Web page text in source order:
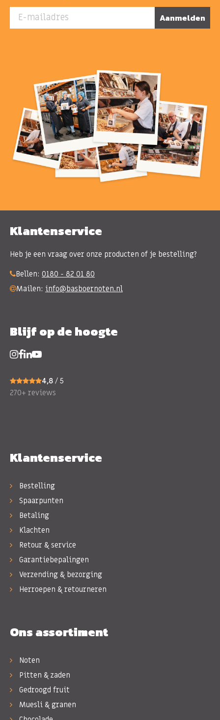
E-mailadres Aanmelden
Klantenservice
Heb je een vraag over onze producten of je bestelling?
Bellen: 0180 - 82 01 80
Mailen: info@basboernoten.nl
Blijf op de hoogte
4,8 / 5
270+ reviews
Klantenservice
Bestelling
Spaarpunten
Betaling
Klachten
Retour & service
Garantiebepalingen
Verzending & bezorging
Herroepen & retourneren
Ons assortiment
Noten
Pitten & zaden
Gedroogd fruit
Muesli & granen